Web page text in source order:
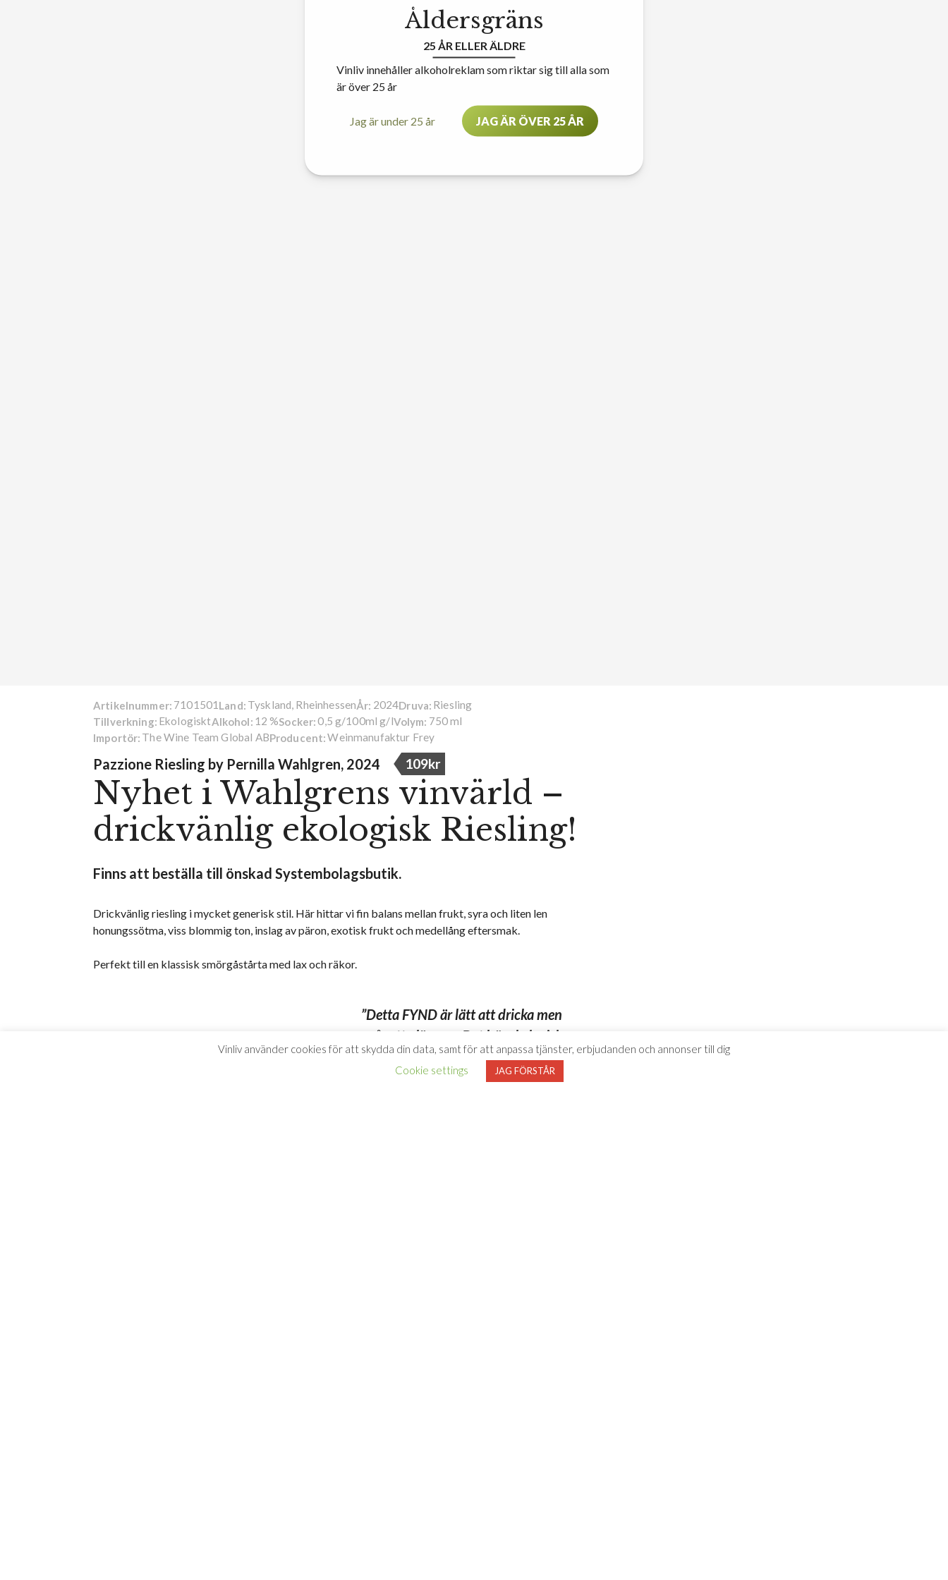
Artikelnummer: 7101501 Land: Tyskland, RheinhessenÅr: 2024Druva: Riesling
Tillverkning: EkologisktAlkohol: 12 %Socker:0,5 g/100ml g/lVolym: 750 ml
Importör: The Wine Team Global ABProducent:Weinmanufaktur Frey
Pazzione Riesling by Pernilla Wahlgren, 2024 109kr
Nyhet i Wahlgrens vinvärld –
drickvänlig ekologisk Riesling!
Finns att beställa till önskad Systembolagsbutik.
Drickvänlig riesling i mycket generisk stil. Här hittar vi fin balans mellan frukt, syra och liten len
honungssötma, viss blommig ton, inslag av päron, exotisk frukt och medellång eftersmak.
Perfekt till en klassisk smörgåstårta med lax och räkor.
”Detta FYND är lätt att dricka men
svår att glömma. Det här ekologiska
mästerverket är beviset på att
Rheinhessen vet hur man gör
Vinliv använder cookies för att skydda din data, samt för att anpassa tjänster, erbjudanden och annonser till dig
Cookie settings
JAG FÖRSTÅR
Åldersgräns
25 ÅR ELLER ÄLDRE
Vinliv innehåller alkoholreklam som riktar sig till alla som
är över 25 år
Jag är under 25 år JAG ÄR ÖVER 25 ÅR